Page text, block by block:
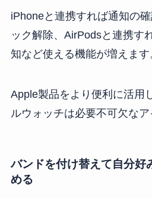
iPhoneと連携すれば通知の
ック解除、AirPodsと連携す
知など使える機能が増えます
Apple製品をより便利に活用
ルウォッチは必要不可欠なア
バンドを付け替えて自分好
める